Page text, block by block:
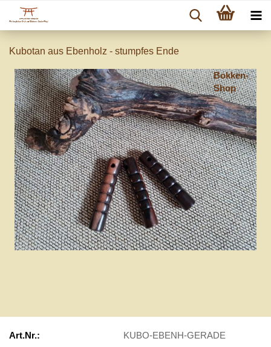
Kubotan aus Ebenholz - stumpfes Ende
Bokken-
Shop
Art.Nr.:
KUBO-EBENH-GERADE